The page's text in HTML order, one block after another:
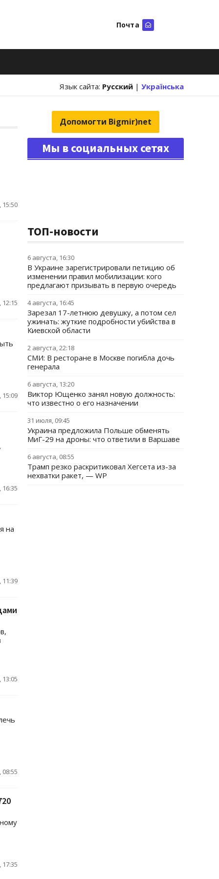
Почта
Язык сайта: Русский | Українська
15:50
15:09
16:35
на
11:39
13:05
08:55
17:35
Допомогти Bigmir)net
Мы в социальных сетях
ТОП-новости
6 августа, 16:30
В Украине зарегистрировали петицию об
изменении правил мобилизации: кого
предлагают призывать в первую очередь
4 августа, 16:45
Зарезал 17-летнюю девушку, а потом сел
ужинать: жуткие подробности убийства в
Киевской области
2 августа, 22:18
СМИ: В ресторане в Москве погибла дочь
генерала
6 августа, 13:20
Виктор Ющенко занял новую должность:
что известно о его назначении
31 июля, 09:45
Украина предложила Польше обменять
МиГ-29 на дроны: что ответили в Варшаве
6 августа, 08:55
Трамп резко раскритиковал Хегсета из-за
нехватки ракет, — WP